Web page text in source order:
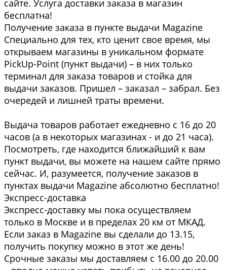
сайте. Услуга доставки заказа в магазин
бесплатна!
Получение заказа в пункте выдачи Magazine
Специально для тех, кто ценит свое время, мы
открываем магазины в уникальном формате
PickUp-Point (пункт выдачи) – в них только
терминал для заказа товаров и стойка для
выдачи заказов. Пришел – заказал – забрал. Без
очередей и лишней траты времени.
Выдача товаров работает ежедневно с 16 до 20
часов (а в некоторых магазинах - и до 21 часа).
Посмотреть, где находится ближайший к вам
пункт выдачи, вы можете на нашем сайте прямо
сейчас. И, разумеется, получение заказов в
пунктах выдачи Magazine абсолютно бесплатно!
Экспресс-доставка
Экспресс-доставку мы пока осуществляем
только в Москве и в пределах 20 км от МКАД.
Если заказ в Magazine вы сделали до 13.15,
получить покупку можно в этот же день!
Срочные заказы мы доставляем с 16.00 до 20.00